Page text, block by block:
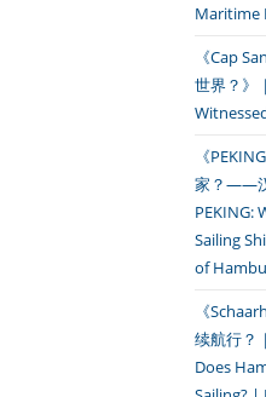
Maritime
《Cap
世界？》
《
家？——汉
PEKING:
Sailing
of
《
续航行？
Does